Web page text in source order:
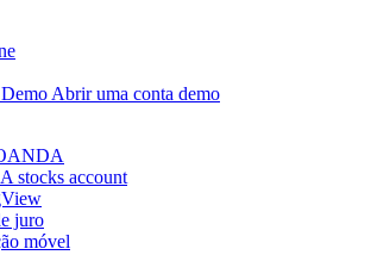
Demo Abrir uma conta demo
stocks account
juro
móvel